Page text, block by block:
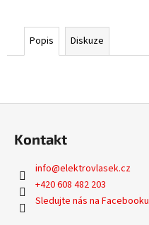
Popis Diskuze
Kontakt
info@elektrovlasek.cz
+420 608 482 203
Sledujte nás na Facebooku